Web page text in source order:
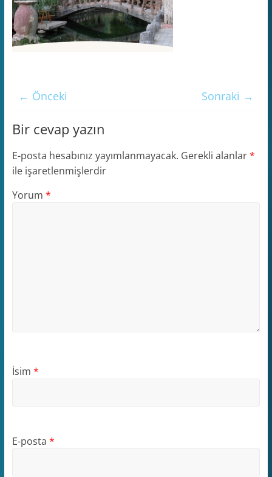
← Önceki Sonraki →
Bir cevap yazın
E-posta hesabınız yayımlanmayacak. Gerekli alanlar*
ile işaretlenmişlerdir
Yorum *
İsim *
E-posta *